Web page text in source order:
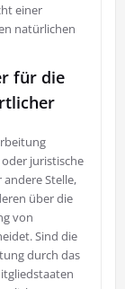
einer
natürlichen
für die
juristische
Stelle,
über die
von
Sind die
durch das